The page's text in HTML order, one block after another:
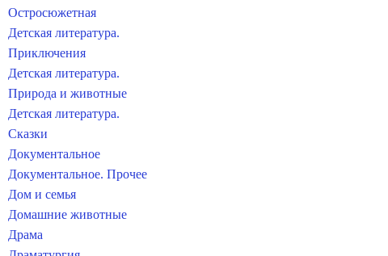
Остросюжетная
Детская литература.
Приключения
Детская литература.
Природа и животные
Детская литература.
Сказки
Документальное
Документальное. Прочее
Дом и семья
Домашние животные
Драма